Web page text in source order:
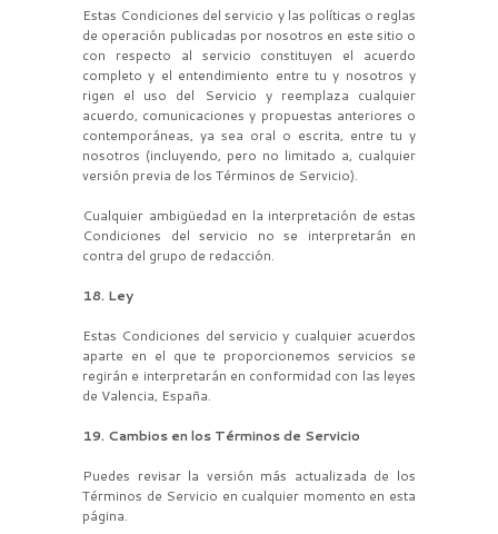
Estas Condiciones del servicio y las políticas o reglas
de operación publicadas por nosotros en este sitio o
con respecto al servicio constituyen el acuerdo
completo y el entendimiento entre tu y nosotros y
rigen el uso del Servicio y reemplaza cualquier
acuerdo, comunicaciones y propuestas anteriores o
contemporáneas, ya sea oral o escrita, entre tu y
nosotros (incluyendo, pero no limitado a, cualquier
versión previa de los Términos de Servicio).
Cualquier ambigüedad en la interpretación de estas
Condiciones del servicio no se interpretarán en
contra del grupo de redacción.
18. Ley
Estas Condiciones del servicio y cualquier acuerdos
aparte en el que te proporcionemos servicios se
regirán e interpretarán en conformidad con las leyes
de Valencia, España.
19. Cambios en los Términos de Servicio
Puedes revisar la versión más actualizada de los
Términos de Servicio en cualquier momento en esta
página.